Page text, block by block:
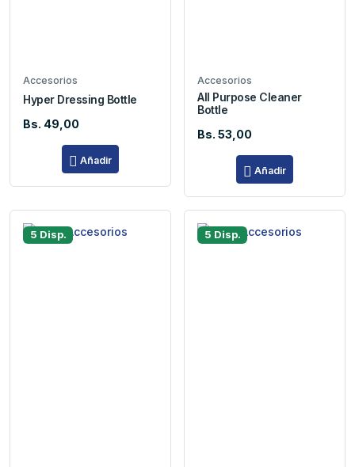
Accesorios
Hyper Dressing Bottle
Bs. 49,00
Añadir
Accesorios
All Purpose Cleaner
Bottle
Bs. 53,00
Añadir
5 Disp. 5 Disp.